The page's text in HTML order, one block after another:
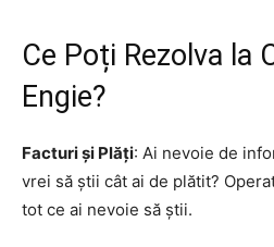
Ce Poți Rezolva la
Engie?
Facturi și Plăți: Ai nevoie de
vrei să știi cât ai de plătit?
tot ce ai nevoie să știi.